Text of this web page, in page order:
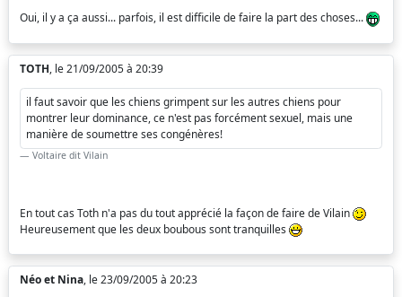
Oui, il y a ça aussi... parfois, il est difficile de faire la part des choses...
TOTH, le 21/09/2005 à 20:39
il faut savoir que les chiens grimpent sur les autres chiens pour
montrer leur dominance, ce n'est pas forcément sexuel, mais une
manière de soumettre ses congénères!
Voltaire dit Vilain
En tout cas Toth n'a pas du tout apprécié la façon de faire de Vilain
Heureusement que les deux boubous sont tranquilles
Néo et Nina, le 23/09/2005 à 20:23